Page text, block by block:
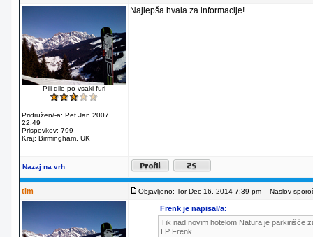
Pili dile po vsaki furi
Pridružen/-a: Pet Jan 2007
22:49
Prispevkov: 799
Kraj: Birmingham, UK
Najlepša hvala za informacije!
Nazaj na vrh
tim Objavljeno: Tor Dec 16, 2014 7:39 pm Naslov
Frenk je napisal/a:
Tik nad novim hotelom Natura je parkirišče
LP Frenk